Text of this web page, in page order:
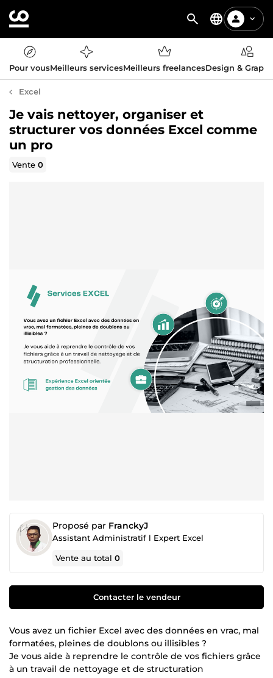
Pour vousMeilleurs servicesMeilleurs freelancesDesign &
Excel
Je vais nettoyer, organiser et
structurer vos données Excel comme
un pro
Vente0
Proposé par FranckyJ
Assistant Administratif l Expert Excel
Vente au total0
Contacter le vendeur
Vous avez un fichier Excel avec des données en vrac, mal
formatées, pleines de doublons ou illisibles ?
Je vous aide à reprendre le contrôle de vos fichiers grâce
à un travail de nettoyage et de structuration